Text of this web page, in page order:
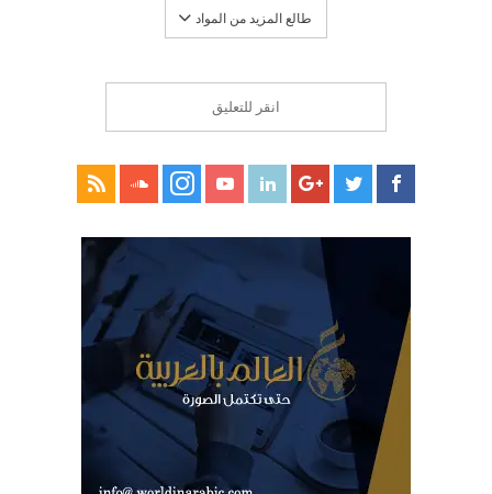
طالع المزيد من المواد
انقر للتعليق